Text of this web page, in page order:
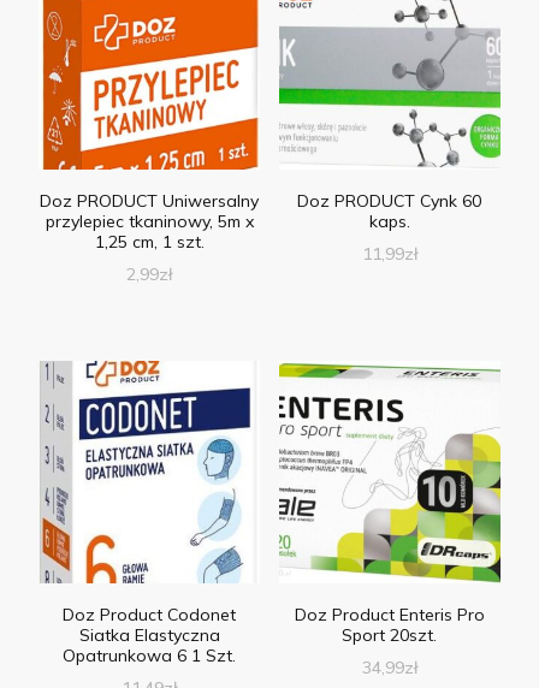
Doz PRODUCT Uniwersalny
przylepiec tkaninowy, 5m x
1,25 cm, 1 szt.
2,99zł
Doz PRODUCT Cynk 60
kaps.
11,99zł
Doz Product Codonet
Siatka Elastyczna
Opatrunkowa 6 1 Szt.
Doz Product Enteris Pro
Sport 20szt.
34,99zł